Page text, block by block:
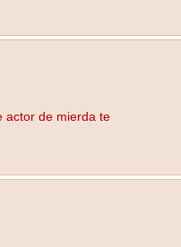
actor de mierda te